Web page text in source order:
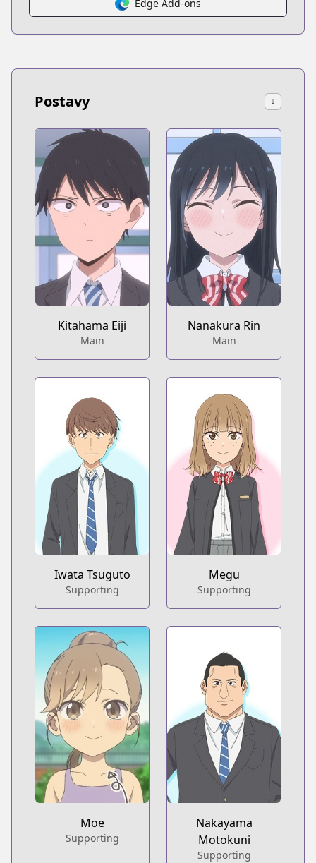
Edge Add-ons
Postavy ↓
Kitahama Eiji
Main
Nanakura Rin
Main
Iwata Tsuguto
Supporting
Megu
Supporting
Moe
Supporting
Nakayama
Motokuni
Supporting